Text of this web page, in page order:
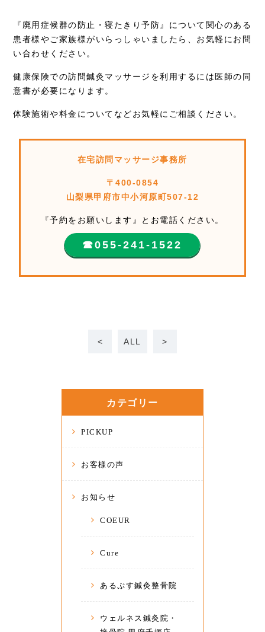
『廃用症候群の防止・寝たきり予防』について関心のある
患者様やご家族様がいらっしゃいましたら、お気軽にお問
い合わせください。
健康保険での訪問鍼灸マッサージを利用するには医師の同
意書が必要になります。
体験施術や料金についてなどお気軽にご相談ください。
在宅訪問マッサージ事務所
〒400-0854
山梨県甲府市中小河原町507-12
『予約をお願いします』とお電話ください。
☎︎055-241-1522
< ALL >
カテゴリー
PICKUP
お客様の声
お知らせ
COEUR
Cure
あるぷす鍼灸整骨院
ウェルネス鍼灸院・